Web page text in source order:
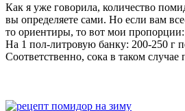
Как я уже говорила, количество
вы определяете сами. Но если вам
то ориентиры, то вот мои пропорции:
На 1 пол-литровую банку: 200-250 г
Соответственно, сока в таком случае